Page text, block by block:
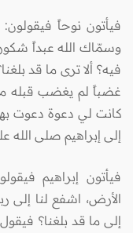
فيأتون نوحاً
وسمّاك الله عبداً
فيه؟ ألا ترى ما قد
غضباً لم يغضب قبله
كانت لي دعوة دعوت
إلى إبراهيم صلى الله
فيأتون إبراهيم
الأرض، اشفع لنا إلى
إلى ما قد بلغنا؟